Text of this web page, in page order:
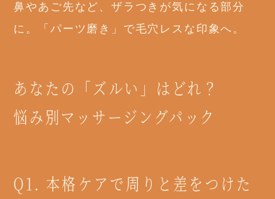
鼻やあご先など、ザラつきが気になる部分
に。「パーツ磨き」で毛穴レスな印象へ。
あなたの「ズルい」はどれ？
悩み別マッサージングパック
Q1. 本格ケアで周りと差をつけた